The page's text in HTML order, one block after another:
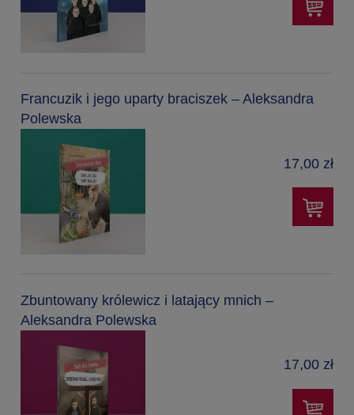
Francuzik i jego uparty braciszek – Aleksandra
Polewska
17,00 zł
Zbuntowany królewicz i latający mnich –
Aleksandra Polewska
17,00 zł